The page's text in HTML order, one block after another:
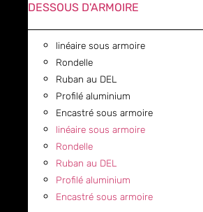
DESSOUS D'ARMOIRE
linéaire sous armoire
Rondelle
Ruban au DEL
Profilé aluminium
Encastré sous armoire
linéaire sous armoire
Rondelle
Ruban au DEL
Profilé aluminium
Encastré sous armoire